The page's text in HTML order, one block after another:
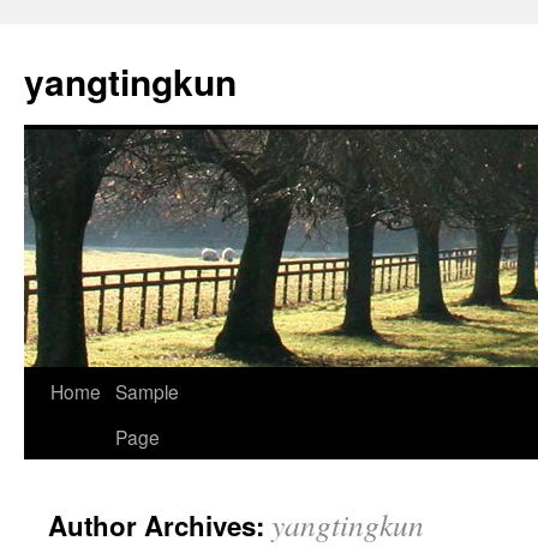
yangtingkun
Home Sample
Page
Author Archives: yangtingkun